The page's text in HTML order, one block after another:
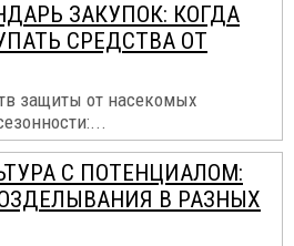
ЗАКУПОК: КОГДА
СРЕДСТВА ОТ
защиты от насекомых
С ПОТЕНЦИАЛОМ:
В РАЗНЫХ